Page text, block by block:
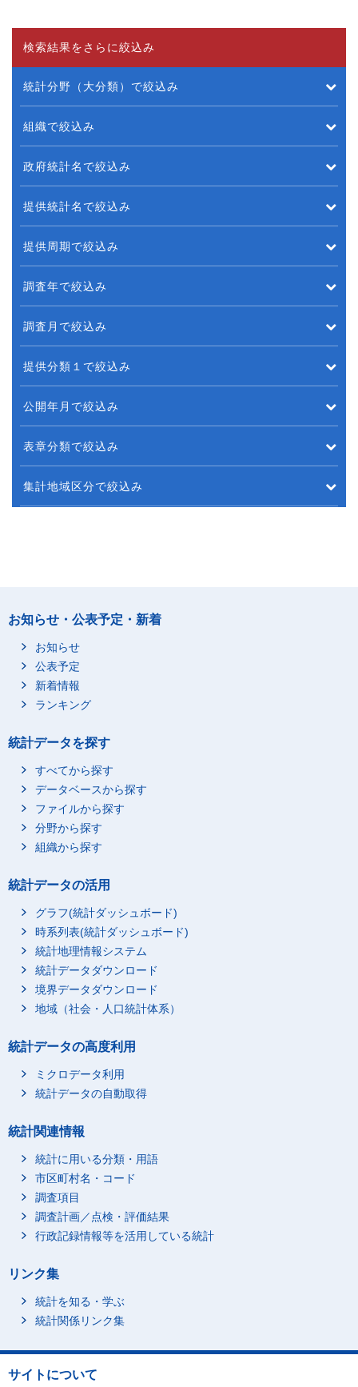
検索結果をさらに絞込み
統計分野（大分類）で絞込み
組織で絞込み
政府統計名で絞込み
提供統計名で絞込み
提供周期で絞込み
調査年で絞込み
調査月で絞込み
提供分類１で絞込み
公開年月で絞込み
表章分類で絞込み
集計地域区分で絞込み
お知らせ・公表予定・新着
お知らせ
公表予定
新着情報
ランキング
統計データを探す
すべてから探す
データベースから探す
ファイルから探す
分野から探す
組織から探す
統計データの活用
グラフ(統計ダッシュボード)
時系列表(統計ダッシュボード)
統計地理情報システム
統計データダウンロード
境界データダウンロード
地域（社会・人口統計体系）
統計データの高度利用
ミクロデータ利用
統計データの自動取得
統計関連情報
統計に用いる分類・用語
市区町村名・コード
調査項目
調査計画／点検・評価結果
行政記録情報等を活用している統計
リンク集
統計を知る・学ぶ
統計関係リンク集
サイトについて